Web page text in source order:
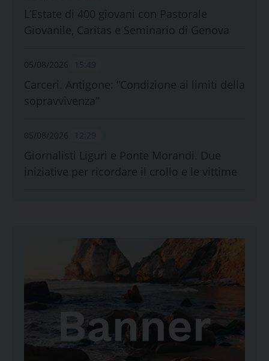
L’Estate di 400 giovani con Pastorale
Giovanile, Caritas e Seminario di Genova
05/08/2026
Carceri. Antigone: “Condizione ai limiti della
sopravvivenza”
05/08/2026
Giornalisti Liguri e Ponte Morandi. Due
iniziative per ricordare il crollo e le vittime